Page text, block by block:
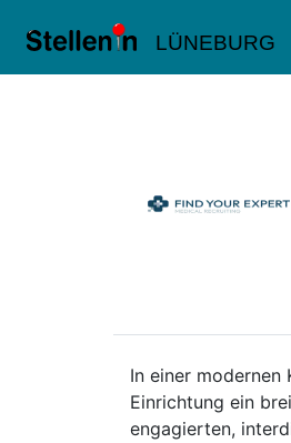
LÜNEBURG
In einer modernen
Einrichtung ein
engagierten,